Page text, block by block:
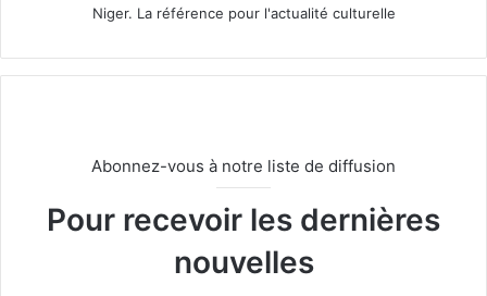
Niger. La référence pour l'actualité culturelle
Abonnez-vous à notre liste de diffusion
Pour recevoir les dernières
nouvelles